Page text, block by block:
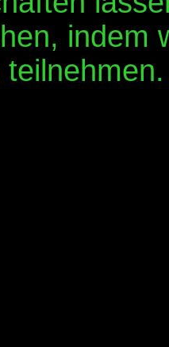
indem